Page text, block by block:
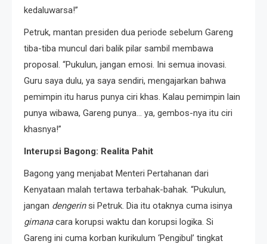
kedaluwarsa!”
Petruk, mantan presiden dua periode sebelum Gareng
tiba-tiba muncul dari balik pilar sambil membawa
proposal. “Pukulun, jangan emosi. Ini semua inovasi.
Guru saya dulu, ya saya sendiri, mengajarkan bahwa
pemimpin itu harus punya ciri khas. Kalau pemimpin lain
punya wibawa, Gareng punya… ya, gembos-nya itu ciri
khasnya!”
Interupsi Bagong: Realita Pahit
Bagong yang menjabat Menteri Pertahanan dari
Kenyataan malah tertawa terbahak-bahak. “Pukulun,
jangan dengerinsi Petruk. Dia itu otaknya cuma isinya
gimanacara korupsi waktu dan korupsi logika. Si
Gareng ini cuma korban kurikulum ‘Pengibul’ tingkat